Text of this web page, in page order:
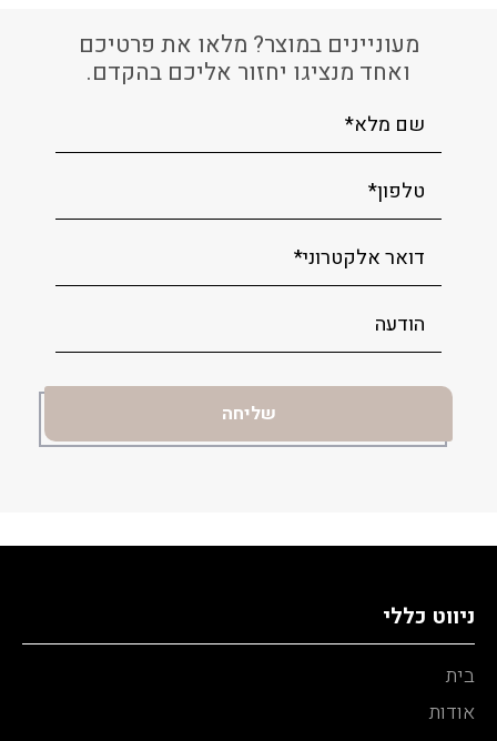
מעוניינים במוצר? מלאו את פרטיכם
ואחד מנציגו יחזור אליכם בהקדם.
ניווט כללי
בית
אודות